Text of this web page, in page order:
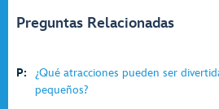
Preguntas Relacionadas
P:
¿Qué atracciones pueden ser
pequeños?